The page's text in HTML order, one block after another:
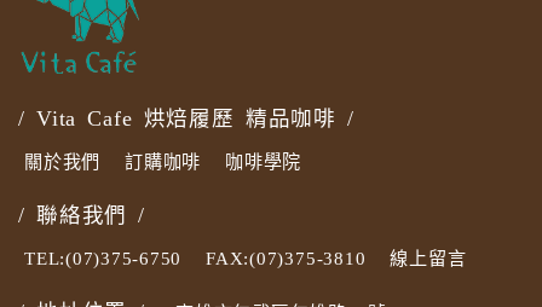
/ Vita Cafe 烘焙履歷 精品咖啡 /
關於我們 訂購咖啡 咖啡學院
/ 聯絡我們 /
TEL:(07)375-6750 FAX:(07)375-3810 線上留言